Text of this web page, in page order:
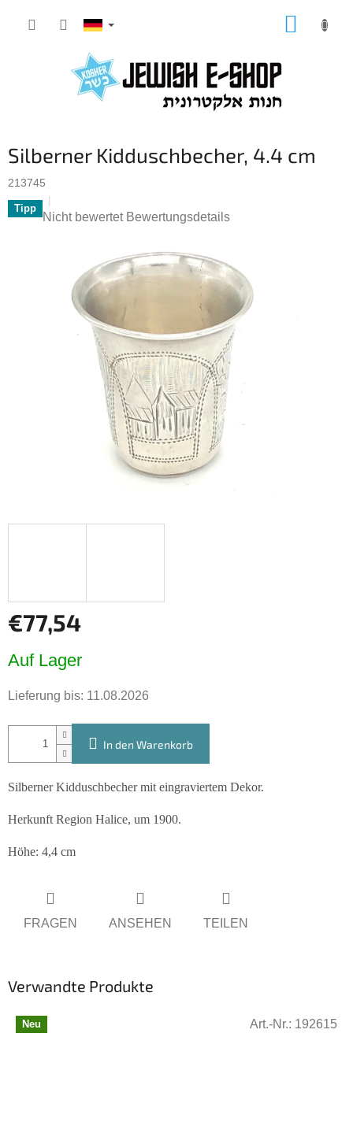
Inhalt
Silberner Kidduschbecher, 4.4 cm
213745
Tipp
Die
Produktbewertung
Sternen.
Nicht bewertet Bewertungsdetails
€77,54
Auf Lager
Lieferung bis: 11.08.2026
In den Warenkorb
Silberner Kidduschbecher mit eingraviertem Dekor.
Herkunft Region Halice, um 1900.
Höhe: 4,4 cm
FRAGEN ANSEHEN TEILEN
Verwandte Produkte
Neu Art.-Nr.: 192615